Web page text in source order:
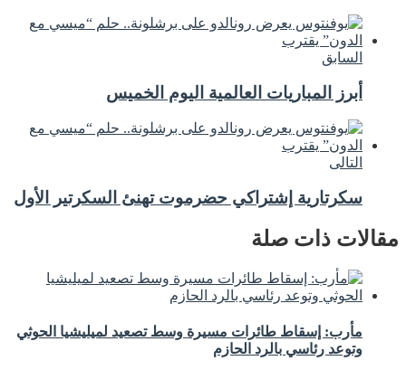
السابق
أبرز المباريات العالمية اليوم الخميس
التالى
سكرتارية إشتراكي حضرموت تهنئ السكرتير الأول
مقالات ذات صلة
مأرب: إسقاط طائرات مسيرة وسط تصعيد لميليشيا الحوثي
وتوعد رئاسي بالرد الحازم